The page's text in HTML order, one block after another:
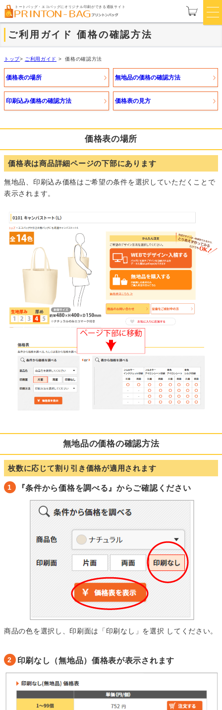
トートバッグ・エコバッグにオリジナル印刷ができる通販サイト
ご利用ガイド 価格の確認方法
トップ> ご利用ガイド > 価格の確認方法
価格表の場所 無地品の価格の確認方法
印刷込み価格の確認方法 価格表の見方
価格表の場所
価格表は商品詳細ページの下部にあります
無地品、印刷込み価格はご希望の条件を選択していただくことで
表示されます。
無地品の価格の確認方法
枚数に応じて割り引き価格が適用されます
1 『条件から価格を調べる』からご確認ください
商品の色を選択し、印刷面は「印刷なし」を選択 してください。
2 印刷なし（無地品）価格表が表示されます